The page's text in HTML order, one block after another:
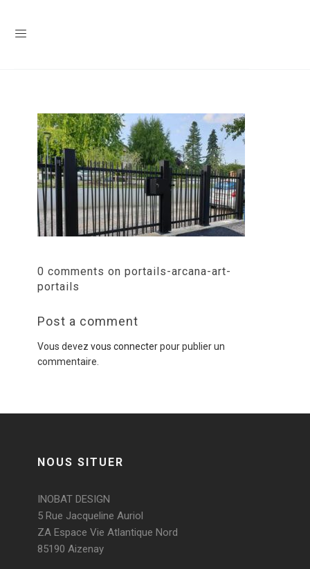
0 comments on portails-arcana-art-
portails
Post a comment
Vous devez vous connecterpour publier un
commentaire.
NOUS SITUER
INOBAT DESIGN
5 Rue Jacqueline Auriol
ZA Espace Vie Atlantique Nord
85190 Aizenay